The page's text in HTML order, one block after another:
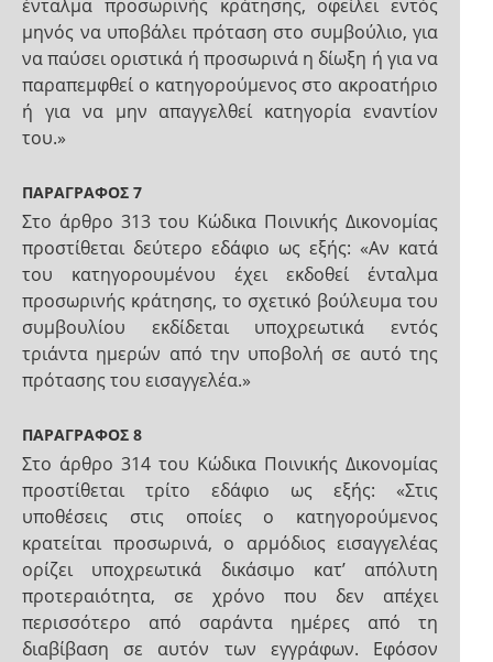
ένταλμα προσωρινής κράτησης, οφείλει εντός
μηνός να υποβάλει πρόταση στο συμβούλιο, για
να παύσει οριστικά ή προσωρινά η δίωξη ή για να
παραπεμφθεί ο κατηγορούμενος στο ακροατήριο
ή για να μην απαγγελθεί κατηγορία εναντίον
του.»
ΠΑΡΑΓΡΑΦΟΣ 7
Στο άρθρο 313 του Κώδικα Ποινικής Δικονομίας
προστίθεται δεύτερο εδάφιο ως εξής: «Αν κατά
του κατηγορουμένου έχει εκδοθεί ένταλμα
προσωρινής κράτησης, το σχετικό βούλευμα του
συμβουλίου εκδίδεται υποχρεωτικά εντός
τριάντα ημερών από την υποβολή σε αυτό της
πρότασης του εισαγγελέα.»
ΠΑΡΑΓΡΑΦΟΣ 8
Στο άρθρο 314 του Κώδικα Ποινικής Δικονομίας
προστίθεται τρίτο εδάφιο ως εξής: «Στις
υποθέσεις στις οποίες ο κατηγορούμενος
κρατείται προσωρινά, ο αρμόδιος εισαγγελέας
ορίζει υποχρεωτικά δικάσιμο κατ’ απόλυτη
προτεραιότητα, σε χρόνο που δεν απέχει
περισσότερο από σαράντα ημέρες από τη
διαβίβαση σε αυτόν των εγγράφων. Εφόσον